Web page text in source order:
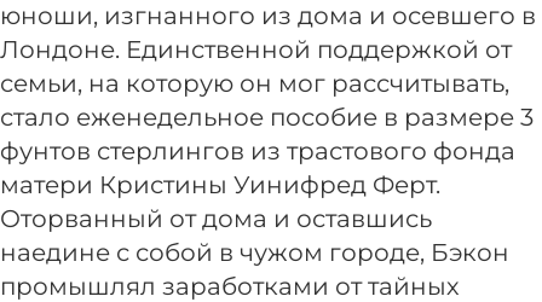
юноши, изгнанного из дома и осевшего в
Лондоне. Единственной поддержкой от
семьи, на которую он мог рассчитывать,
стало еженедельное пособие в размере 3
фунтов стерлингов из трастового фонда
матери Кристины Уинифред Ферт.
Оторванный от дома и оставшись
наедине с собой в чужом городе, Бэкон
промышлял заработками от тайных